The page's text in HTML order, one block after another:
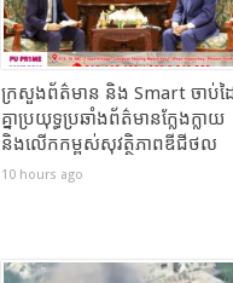
ក្រសួងព័ត៌មាន និង Smart ចាប់ដ
គ្នាប្រយុទ្ធប្រឆាំងព័ត៌មានក្លែងក្លាយ
និងលើកកម្ពស់សុវត្ថិភាពឌីជីថល
10 hours ago